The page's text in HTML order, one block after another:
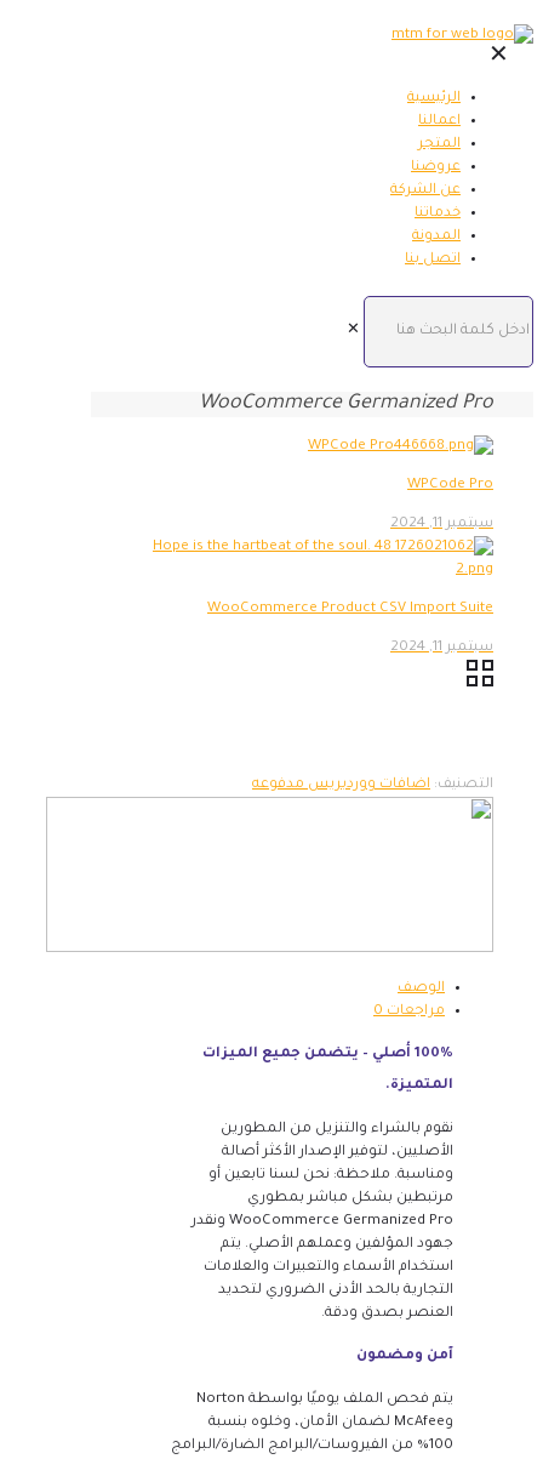
✕
الرئيسية
اعمالنا
المتجر
عروضنا
عن الشركة
خدماتنا
المدونة
اتصل بنا
✕
WooCommerce Germanized Pro
WPCode Pro
سبتمبر 11, 2024
WooCommerce Product CSV Import Suite
سبتمبر 11, 2024
التصنيف: اضافات ووردبريس مدفوعه
الوصف
مراجعات0
100% أصلي – يتضمن جميع الميزات
المتميزة.
نقوم بالشراء والتنزيل من المطورين
الأصليين، لتوفير الإصدار الأكثر أصالة
ومناسبة. ملاحظة: نحن لسنا تابعين أو
مرتبطين بشكل مباشر بمطوري
WooCommerce Germanized Pro ونقدر
جهود المؤلفين وعملهم الأصلي. يتم
استخدام الأسماء والتعبيرات والعلامات
التجارية بالحد الأدنى الضروري لتحديد
العنصر بصدق ودقة.
آمن ومضمون
يتم فحص الملف يوميًا بواسطة Norton
وMcAfee لضمان الأمان، وخلوه بنسبة
100% من الفيروسات/البرامج الضارة/البرامج